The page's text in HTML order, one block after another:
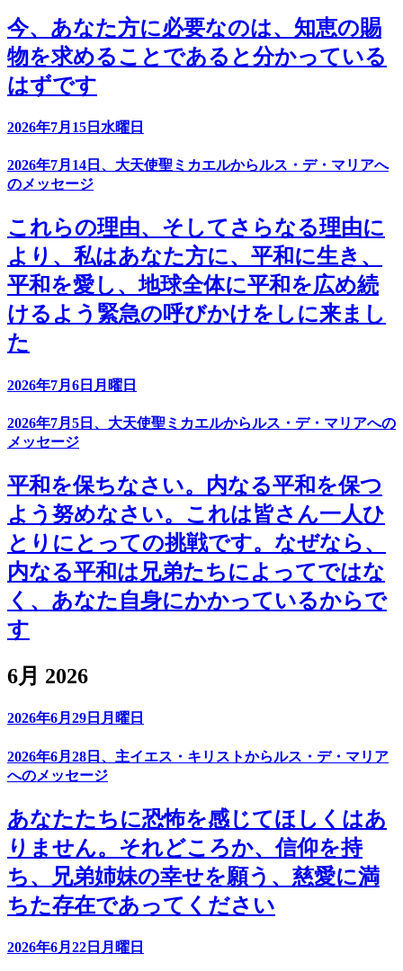
今、あなた方に必要なのは、知恵の賜
物を求めることであると分かっている
はずです
2026年7月15日水曜日
2026年7月14日、大天使聖ミカエルからルス・デ・マリアへ
のメッセージ
これらの理由、そしてさらなる理由に
より、私はあなた方に、平和に生き、
平和を愛し、地球全体に平和を広め続
けるよう緊急の呼びかけをしに来まし
た
2026年7月6日月曜日
2026年7月5日、大天使聖ミカエルからルス・デ・マリアへの
メッセージ
平和を保ちなさい。内なる平和を保つ
よう努めなさい。これは皆さん一人ひ
とりにとっての挑戦です。なぜなら、
内なる平和は兄弟たちによってではな
く、あなた自身にかかっているからで
す
6月 2026
2026年6月29日月曜日
2026年6月28日、主イエス・キリストからルス・デ・マリア
へのメッセージ
あなたたちに恐怖を感じてほしくはあ
りません。それどころか、信仰を持
ち、兄弟姉妹の幸せを願う、慈愛に満
ちた存在であってください
2026年6月22日月曜日